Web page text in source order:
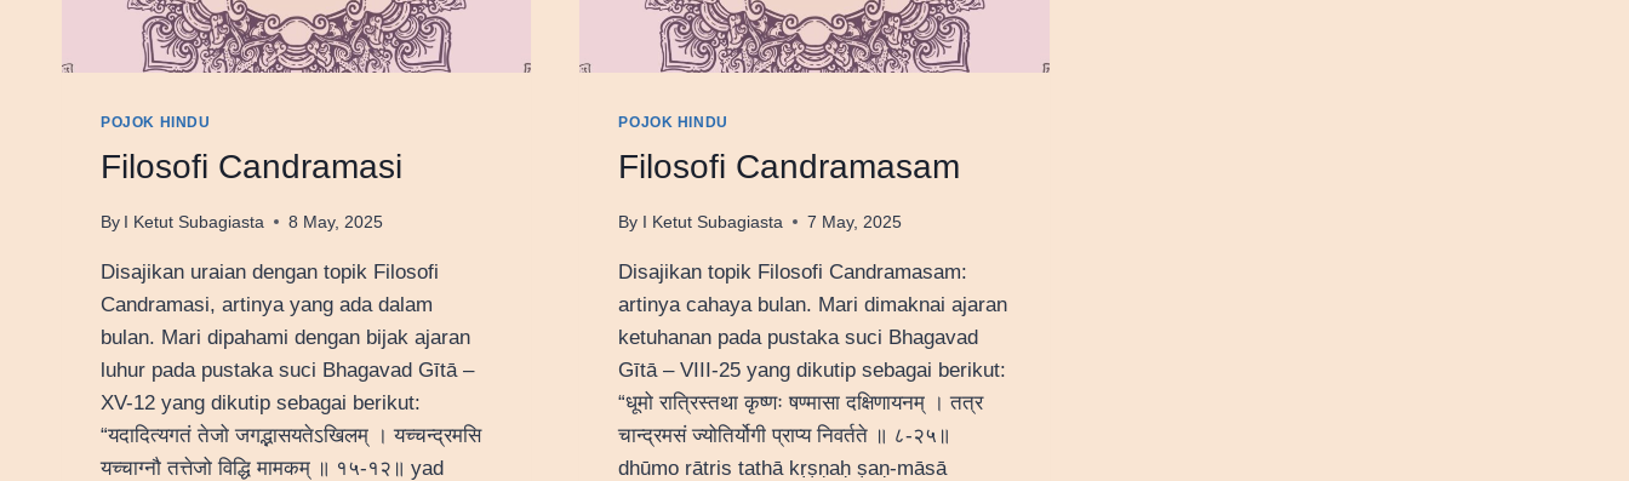
POJOK HINDU
Filosofi Candramasi
By I Ketut Subagiasta 8 May, 2025
Disajikan uraian dengan topik Filosofi
Candramasi, artinya yang ada dalam
bulan. Mari dipahami dengan bijak ajaran
luhur pada pustaka suci Bhagavad Gītā –
XV-12 yang dikutip sebagai berikut:
“यदादित्यगतं तेजो जगद्भासयतेऽखिलम् । यच्चन्द्रमसि
यच्चाग्नौ तत्तेजो विद्धि मामकम् ॥ १५-१२॥ yad
POJOK HINDU
Filosofi Candramasam
By I Ketut Subagiasta 7 May, 2025
Disajikan topik Filosofi Candramasam:
artinya cahaya bulan. Mari dimaknai ajaran
ketuhanan pada pustaka suci Bhagavad
Gītā – VIII-25 yang dikutip sebagai berikut:
“धूमो रात्रिस्तथा कृष्णः षण्मासा दक्षिणायनम् । तत्र
चान्द्रमसं ज्योतिर्योगी प्राप्य निवर्तते ॥ ८-२५॥
dhūmo rātris tathā kṛṣṇaḥ ṣaṇ-māsā